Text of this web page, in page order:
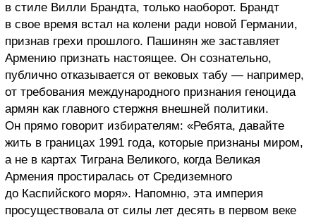
в стиле Вилли Брандта, только наоборот. Брандт
в свое время встал на колени ради новой Германии,
признав грехи прошлого. Пашинян же заставляет
Армению признать настоящее. Он сознательно,
публично отказывается от вековых табу — например,
от требования международного признания геноцида
армян как главного стержня внешней политики.
Он прямо говорит избирателям: «Ребята, давайте
жить в границах 1991 года, которые признаны миром,
а не в картах Тиграна Великого, когда Великая
Армения простиралась от Средиземного
до Каспийского моря». Напомню, эта империя
просуществовала от силы лет десять в первом веке